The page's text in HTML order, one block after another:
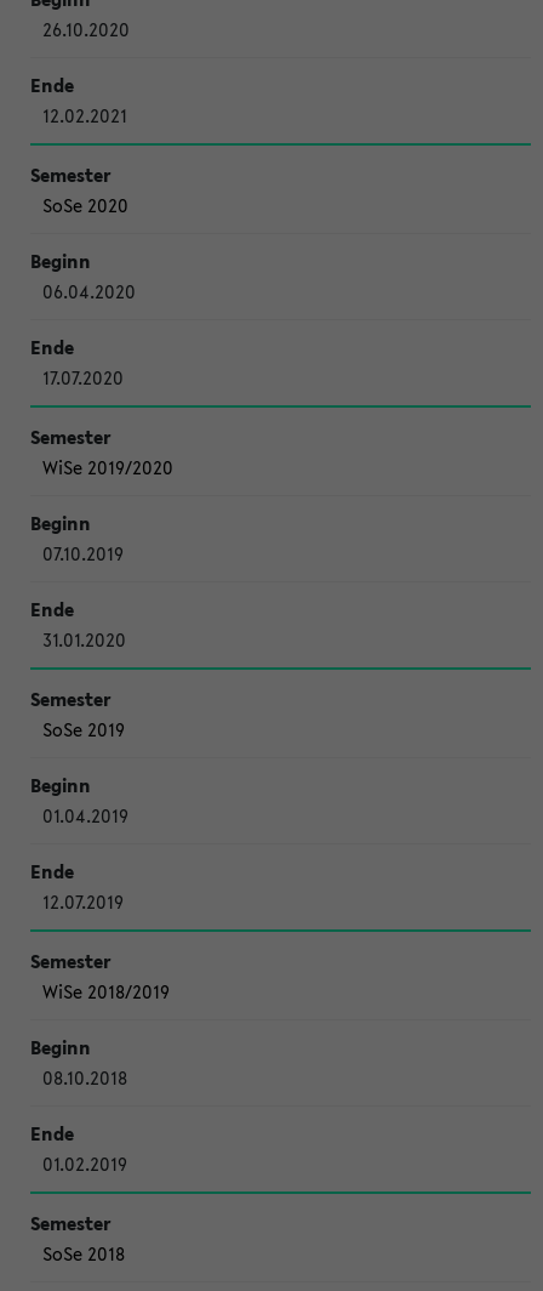
26.10.2020
12.02.2021
SoSe 2020
06.04.2020
17.07.2020
WiSe 2019/2020
07.10.2019
31.01.2020
SoSe 2019
01.04.2019
12.07.2019
WiSe 2018/2019
08.10.2018
01.02.2019
SoSe 2018